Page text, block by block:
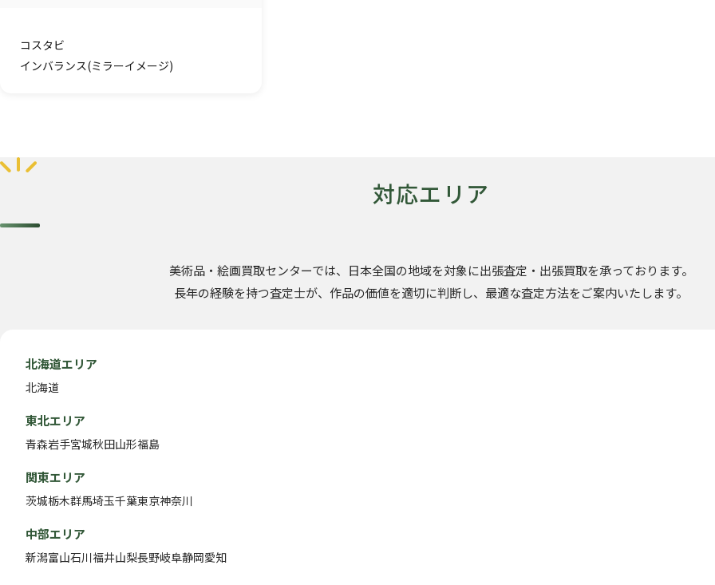
コスタビ
インバランス(ミラーイメージ)
対応エリア
美術品・絵画買取センターでは、日本全国の地域を対象に出張査定・出張買取を承っております。
長年の経験を持つ査定士が、作品の価値を適切に判断し、最適な査定方法をご案内いたします。
北海道エリア
北海道
東北エリア
青森岩手宮城秋田山形福島
関東エリア
茨城栃木群馬埼玉千葉東京神奈川
中部エリア
新潟富山石川福井山梨長野岐阜静岡愛知